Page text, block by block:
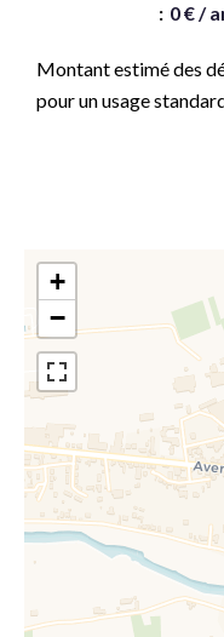
0 € /
Montant estimé des
pour un usage
+
−